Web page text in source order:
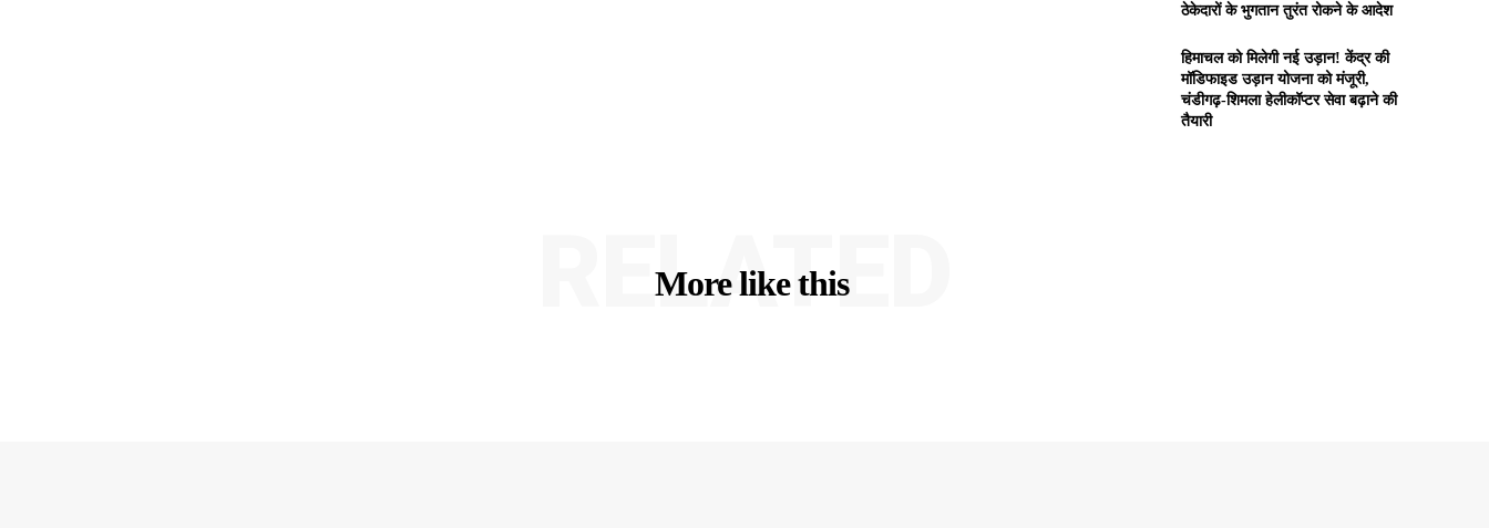
ठेकेदारों के भुगतान तुरंत रोकने के आदेश
हिमाचल को मिलेगी नई उड़ान! केंद्र की
मॉडिफाइड उड़ान योजना को मंजूरी,
चंडीगढ़-शिमला हेलीकॉप्टर सेवा बढ़ाने की
तैयारी
More like this
RELATED